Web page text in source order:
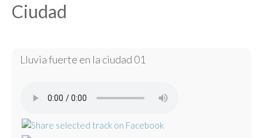
Ciudad
Lluvia fuerte en la ciudad 01